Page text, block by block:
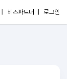
비즈파트너 | 로그인